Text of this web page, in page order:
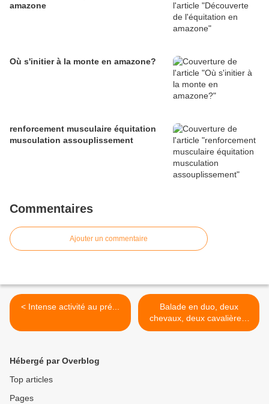
amazone
Où s'initier à la monte en amazone?
renforcement musculaire équitation
musculation assouplissement
Commentaires
Ajouter un commentaire
< Intense activité au pré...
Balade en duo, deux
chevaux, deux cavalières,
l'été... >
Hébergé par Overblog
Top articles
Pages